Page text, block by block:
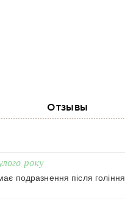
Отзывы
року
подразнення після гоління